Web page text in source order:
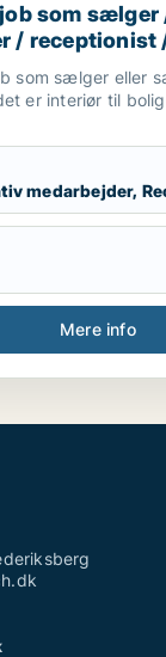
som sælger
/ receptionist
/
som sælger eller
er interiør til
medarbejder,
Mere info